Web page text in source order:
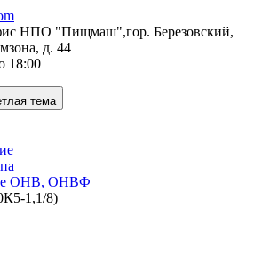
НПО "Пищмаш",гор. Березовский,
д. 44
18:00
тема
ОНВ, ОНВФ
1,1/8)